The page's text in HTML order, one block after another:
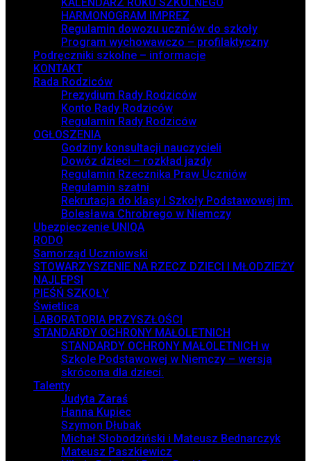
HARMONOGRAM IMPREZ
Regulamin dowozu uczniów do szkoły
Program wychowawczo – profilaktyczny
Podręczniki szkolne – informacje
KONTAKT
Rada Rodziców
Prezydium Rady Rodziców
Konto Rady Rodziców
Regulamin Rady Rodziców
OGŁOSZENIA
Godziny konsultacji nauczycieli
Dowóz dzieci – rozkład jazdy
Regulamin Rzecznika Praw Uczniów
Regulamin szatni
Rekrutacja do klasy I Szkoły Podstawowej im.
Bolesława Chrobrego w Niemczy
Ubezpieczenie UNIQA
RODO
Samorząd Uczniowski
STOWARZYSZENIE NA RZECZ DZIECI I MŁODZIEŻY
NAJLEPSI
PIEŚŃ SZKOŁY
Świetlica
LABORATORIA PRZYSZŁOŚCI
STANDARDY OCHRONY MAŁOLETNICH
STANDARDY OCHRONY MAŁOLETNICH w
Szkole Podstawowej w Niemczy – wersja
skrócona dla dzieci.
Talenty
Judyta Zaraś
Hanna Kupiec
Szymon Dłubak
Michał Słobodziński i Mateusz Bednarczyk
Mateusz Paszkiewicz